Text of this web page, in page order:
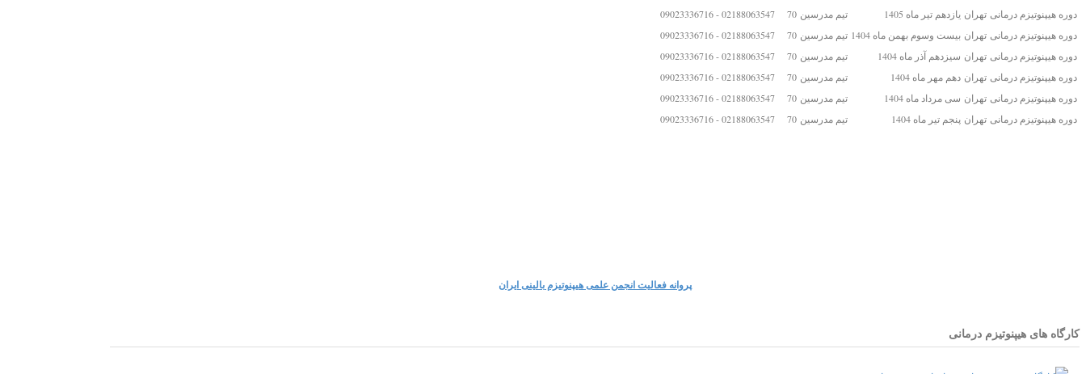
دوره هیپنوتیزم درمانی تهران یازدهم تیر ماه 1405 تیم مدرسین 70
02188063547 - 09023336716
دوره هیپنوتیزم درمانی تهران بیست وسوم بهمن ماه 1404 تیم مدرسین 70
02188063547 - 09023336716
دوره هیپنوتیزم درمانی تهران سیزدهم آذر ماه 1404 تیم مدرسین 70
02188063547 - 09023336716
دوره هیپنوتیزم درمانی تهران دهم مهر ماه 1404 تیم مدرسین 70
02188063547 - 09023336716
دوره هیپنوتیزم درمانی تهران سی مرداد ماه 1404 تیم مدرسین 70
02188063547 - 09023336716
دوره هیپنوتیزم درمانی تهران پنجم تیر ماه 1404 تیم مدرسین 70
02188063547 - 09023336716
پروانه فعالیت انجمن علمی هیپنوتیزم بالینی ایران
کارگاه های هیپنوتیزم درمانی